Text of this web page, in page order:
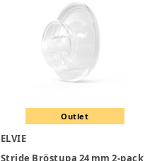
Outlet
ELVIE
Stride Bröstupa 24 mm 2-pack